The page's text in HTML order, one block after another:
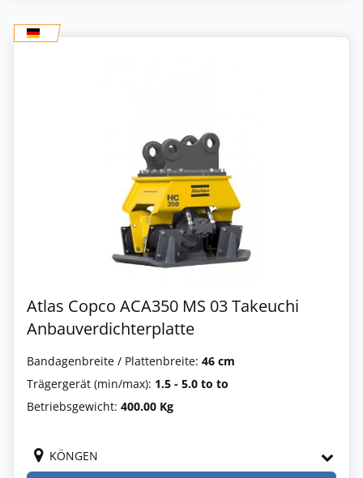
Atlas Copco ACA350 MS 03 Takeuchi
Anbauverdichterplatte
Bandagenbreite / Plattenbreite: 46 cm
Trägergerät (min/max): 1.5 - 5.0 to to
Betriebsgewicht: 400.00 Kg
KÖNGEN